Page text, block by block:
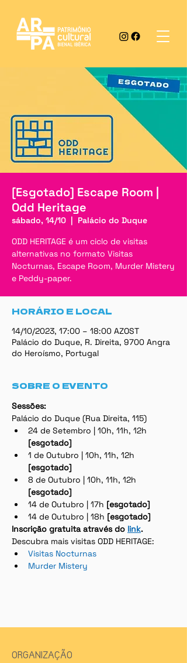
[Esgotado] Escape Room |
Odd Heritage
sábado, 14/10
  |
Palácio do Duque
ODD HERITAGE é um ciclo de visitas
alternativas no formato Visitas
Nocturnas, Escape Room, Murder Mistery
e Peddy-paper.
HORÁRIO E LOCAL
14/10/2023, 17:00 – 18:00 AZOST
Palácio do Duque, R. Direita, 9700 Angra
do Heroísmo, Portugal
SOBRE O EVENTO
Sessões:
Palácio do Duque (Rua Direita, 115)
24 de Setembro | 10h, 11h, 12h
[esgotado]
1 de Outubro | 10h, 11h, 12h
[esgotado]
8 de Outubro | 10h, 11h, 12h
[esgotado]
14 de Outubro | 17h [esgotado]
14 de Outubro | 18h [esgotado]
Inscrição gratuita através do link.
Descubra mais visitas ODD HERITAGE:
Visitas Nocturnas
Murder Mistery
ORGANIZAÇÃO